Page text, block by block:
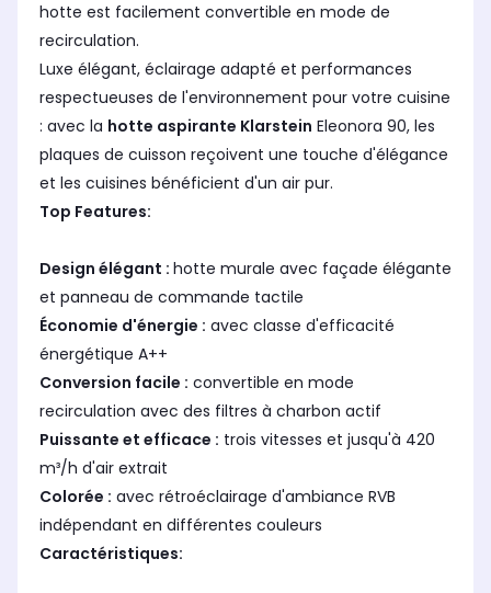
hotte est facilement convertible en mode de
recirculation.
Luxe élégant, éclairage adapté et performances
respectueuses de l'environnement pour votre cuisine
: avec la hotte aspirante Klarstein Eleonora 90, les
plaques de cuisson reçoivent une touche d'élégance
et les cuisines bénéficient d'un air pur.
Top Features:
Design élégant : hotte murale avec façade élégante
et panneau de commande tactile
Économie d'énergie : avec classe d'efficacité
énergétique A++
Conversion facile : convertible en mode
recirculation avec des filtres à charbon actif
Puissante et efficace : trois vitesses et jusqu'à 420
m³/h d'air extrait
Colorée : avec rétroéclairage d'ambiance RVB
indépendant en différentes couleurs
Caractéristiques: